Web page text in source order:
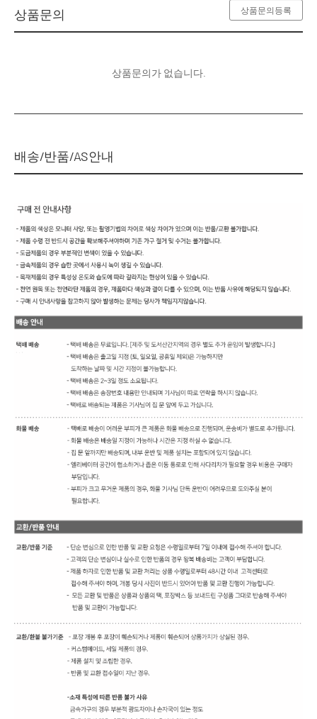
상품문의 상품문의등록
상품문의가 없습니다.
배송/반품/AS안내